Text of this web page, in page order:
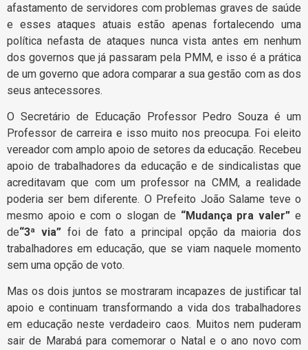
afastamento de servidores com problemas graves de saúde
e esses ataques atuais estão apenas fortalecendo uma
política nefasta de ataques nunca vista antes em nenhum
dos governos que já passaram pela PMM, e isso é a prática
de um governo que adora comparar a sua gestão com as dos
seus antecessores.
O Secretário de Educação Professor Pedro Souza é um
Professor de carreira e isso muito nos preocupa. Foi eleito
vereador com amplo apoio de setores da educação. Recebeu
apoio de trabalhadores da educação e de sindicalistas que
acreditavam que com um professor na CMM, a realidade
poderia ser bem diferente. O Prefeito João Salame teve o
mesmo apoio e com o slogan de “Mudança pra valer” e
de“3ª via”foi de fato a principal opção da maioria dos
trabalhadores em educação, que se viam naquele momento
sem uma opção de voto.
Mas os dois juntos se mostraram incapazes de justificar tal
apoio e continuam transformando a vida dos trabalhadores
em educação neste verdadeiro caos. Muitos nem puderam
sair de Marabá para comemorar o Natal e o ano novo com